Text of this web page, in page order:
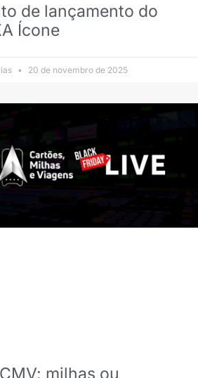
de lançamento do
Ícone
20 de novembro de 2025
milhas ou